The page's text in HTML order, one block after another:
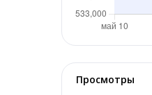
Просмотры